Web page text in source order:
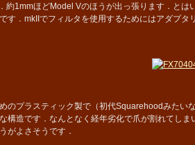
約1mmほどModel Vのほうが出っ張ります．とは
す．mkIIでフィルタを使用するためにはアダプ
のプラスティック製で（初代Squarehoodみたい
構造です．なんとなく経年劣化で爪が割れてし
がよさそうです．